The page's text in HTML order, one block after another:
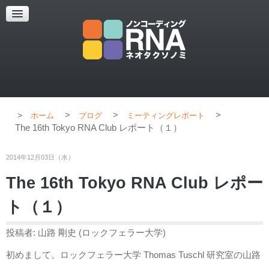
超解像顕微鏡
超解像顕微鏡の紹介
ホーム > ブログ > ミーティングレポート
>
The 16th Tokyo RNA Club レポート（１）
2014年12月03日（水）
The 16th Tokyo RNA Club レポー
ト（１）
投稿者: 山路 剛史 (ロックフェラー大学)
初めまして。ロックフェラー大学 Thomas Tuschl 研究室の山路